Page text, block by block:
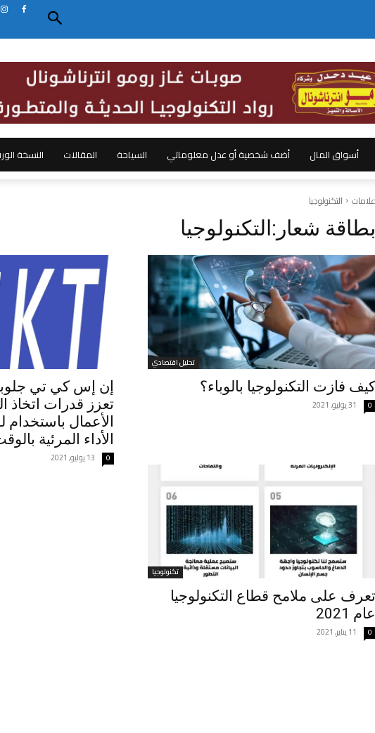
أسواق المال أضف شخصية أو عدل معلوماتي السياحة المقالات النسخة
علامات التكنولوجيا
بطاقة شعار:التكنولوجيا
تحليل اقتصادي
كيف فازت التكنولوجيا بالوباء؟
31 يوليو, 2021 0
تعزز قدرات اتخاذ
الأعمال
الأداء المرئية
13 يوليو, 2021 0
تكنولوجيا
تعرف على ملامح قطاع التكنولوجيا
عام 2021
11 يناير, 2021 0